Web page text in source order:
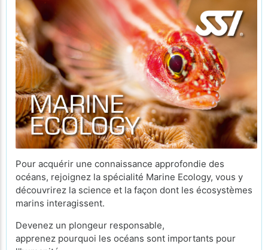
Pour acquérir une connaissance approfondie des
océans, rejoignez la spécialité Marine Ecology, vous y
découvrirez la science et la façon dont les écosystèmes
marins interagissent.
Devenez un plongeur responsable,
apprenez pourquoi les océans sont importants pour